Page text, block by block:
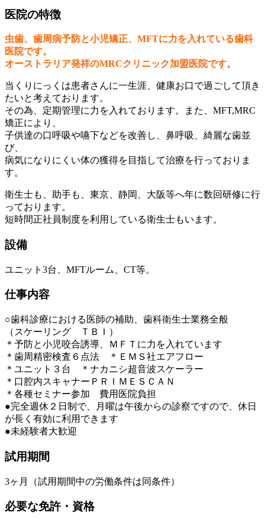
医院の特徴
⾍⻭、⻭周病予防と⼩児矯正、MFTに⼒を⼊れている⻭科
医院です。
オーストラリア発祥のMRCクリニック加盟医院です。
当くりにっくは患者さんに⼀⽣涯、健康お⼝で過ごして頂き
たいと考えております。
その為、定期管理に⼒を⼊れております。また、MFT,MRC
矯正により、
⼦供達の⼝呼吸や嚥下などを改善し、⿐呼吸、綺麗な⻭並
び、
病気になりにくい体の獲得を⽬指して治療を⾏っておりま
す。
衛生士も、助手も、東京、静岡、大阪等へ年に数回研修に行
っております。
短時間正社員制度を利用している衛生士もいます。
設備
ユニット3台、MFTルーム、CT等。
仕事内容
○歯科診療における医師の補助、歯科衛生士業務全般
（スケーリング ＴＢＩ）
＊予防と小児咬合誘導、ＭＦＴに力を入れています
＊歯周精密検査６点法 ＊ＥＭＳ社エアフロー
＊ユニット３台 ＊ナカニシ超音波スケーラー
＊口腔内スキャナーＰＲＩＭＥＳＣＡＮ
＊各種セミナー参加 費用医院負担
●完全週休２日制で、月曜は午後からの診察ですので、休日
が長く有効に利用できます
●未経験者大歓迎
試用期間
3ヶ月（試用期間中の労働条件は同条件）
必要な免許・資格